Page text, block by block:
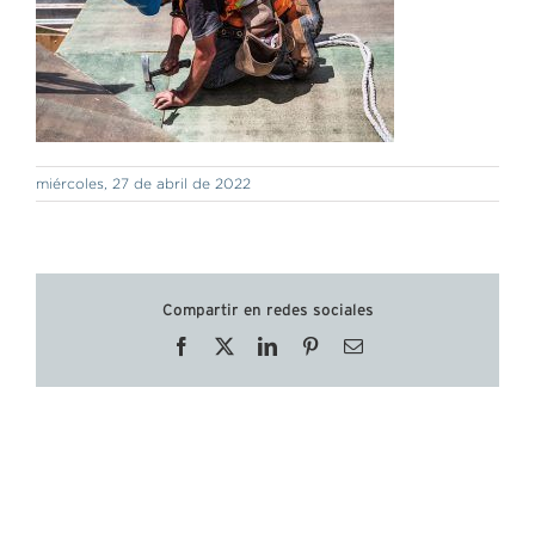
miércoles, 27 de abril de 2022
Compartir en redes sociales
Facebook LinkedInPinterestCorreo